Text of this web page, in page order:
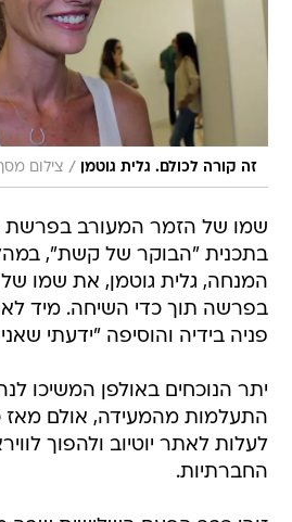
זה קורה לכולם. גלית גוטמן / צילום
שמו של הזמר המעורב בפרשת
בתכנית "הבוקר של קשת",
המנחה, גלית גוטמן, את שמו
בפרשה תוך כדי השיחה. מיד
פניה בידיה והוסיפה "ידעתי
יתר הנוכחים באולפן המשיכו
התעלמות מהמעידה, אולם מאז
לעלות לאתר יוטיוב ולהפוך
החברתיות.